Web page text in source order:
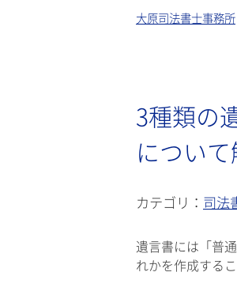
大原司法書士事務所
3種類の
につい
カテゴリ： 司法
遺言書には「普
れかを作成する